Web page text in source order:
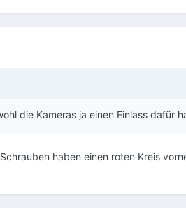
die Kameras ja einen Einlass dafür
haben einen roten Kreis